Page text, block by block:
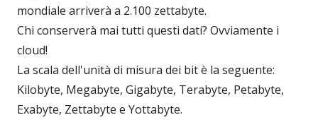
mondiale arriverà a 2.100 zettabyte.
Chi conserverà mai tutti questi dati? Ovviamente i
cloud!
La scala dell'unità di misura dei bit è la seguente:
Kilobyte, Megabyte, Gigabyte, Terabyte, Petabyte,
Exabyte, Zettabyte e Yottabyte.